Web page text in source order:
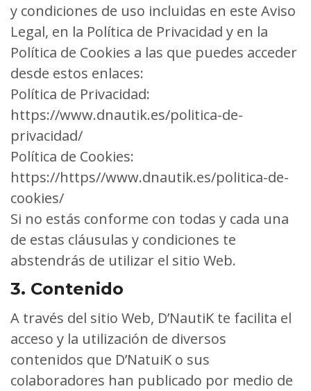
y condiciones de uso incluidas en este Aviso
Legal, en la Política de Privacidad y en la
Política de Cookies a las que puedes acceder
desde estos enlaces:
Política de Privacidad:
https://www.dnautik.es/politica-de-
privacidad/
Política de Cookies:
https://https//www.dnautik.es/politica-de-
cookies/
Si no estás conforme con todas y cada una
de estas cláusulas y condiciones te
abstendrás de utilizar el sitio Web.
3. Contenido
A través del sitio Web, D’NautiK te facilita el
acceso y la utilización de diversos
contenidos que D’NatuiK o sus
colaboradores han publicado por medio de